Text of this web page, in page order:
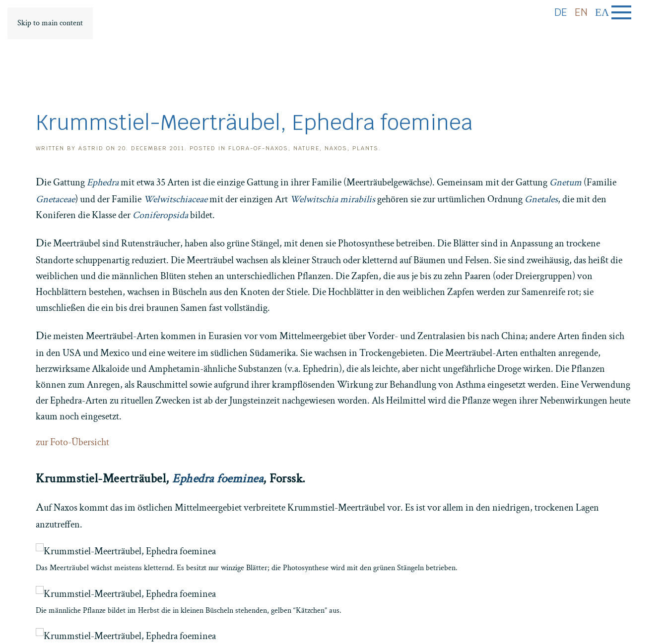
Skip to main content
DE EN ΕΛ
Krummstiel-Meerträubel, Ephedra foeminea
WRITTEN BY ASTRID ON 20. DECEMBER 2011 . POSTED IN FLORA-OF-NAXOS , NATURE , NAXOS , PLANTS .
Die GattungEphedramit etwa 35 Arten ist die einzige Gattung in ihrer Familie (Meerträubelgewächse). Gemeinsam mit der Gattung Gnetum(Familie
Gnetaceae) und der Familie Welwitschiaceaemit der einzigen Art Welwitschia mirabilisgehören sie zur urtümlichen Ordnung Gnetales, die mit den
Koniferen die Klasse derConiferopsidabildet.
Die Meerträubel sind Rutensträucher, haben also grüne Stängel, mit denen sie Photosynthese betreiben. Die Blätter sind in Anpassung an trockene
Standorte schuppenartig reduziert. Die Meerträubel wachsen als kleiner Strauch oder kletternd auf Bäumen und Felsen. Sie sind zweihäusig, das heißt die
weiblichen und die männlichen Blüten stehen an unterschiedlichen Pflanzen. Die Zapfen, die aus je bis zu zehn Paaren (oder Dreiergruppen) von
Hochblättern bestehen, wachsen in Büscheln aus den Knoten der Stiele. Die Hochblätter in den weiblichen Zapfen werden zur Samenreife rot; sie
umschließen die ein bis drei braunen Samen fast vollständig.
Die meisten Meerträubel-Arten kommen in Eurasien vor vom Mittelmeergebiet über Vorder- und Zentralasien bis nach China; andere Arten finden sich
in den USA und Mexico und eine weitere im südlichen Südamerika. Sie wachsen in Trockengebieten. Die Meerträubel-Arten enthalten anregende,
herzwirksame Alkaloide und Amphetamin-ähnliche Substanzen (v.a. Ephedrin), die als leichte, aber nicht ungefährliche Droge wirken. Die Pflanzen
können zum Anregen, als Rauschmittel sowie aufgrund ihrer krampflösenden Wirkung zur Behandlung von Asthma eingesetzt werden. Eine Verwendung
der Ephedra-Arten zu rituellen Zwecken ist ab der Jungsteinzeit nachgewiesen worden. Als Heilmittel wird die Pflanze wegen ihrer Nebenwirkungen heute
kaum noch eingesetzt.
zur Foto-Übersicht
Krummstiel-Meerträubel, Ephedra foeminea, Forssk.
Auf Naxos kommt das im östlichen Mittelmeergebiet verbreitete Krummstiel-Meerträubel vor. Es ist vor allem in den niedrigen, trockenen Lagen
anzutreffen.
Das Meerträubel wächst meistens kletternd. Es besitzt nur winzige Blätter; die Photosynthese wird mit den grünen Stängeln betrieben.
Die männliche Pflanze bildet im Herbst die in kleinen Büscheln stehenden, gelben “Kätzchen” aus.